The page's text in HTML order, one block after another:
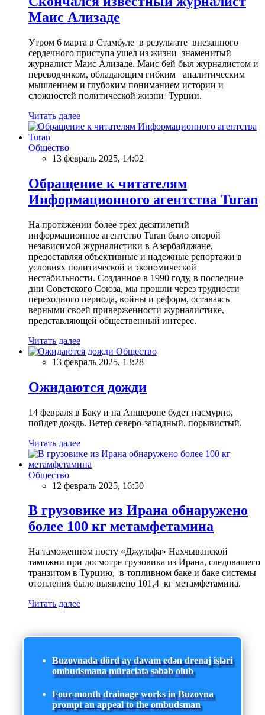
Маис Ализаде
Утром 6 марта в Стамбуле в результате внезапного
сердечного приступа ушел из жизни знаменитый
журналист Маис Ализаде. Маис бей был журналистом и
переводчиком, обладающим гибким аналитическим
мышлением и глубоким пониманием истории и
сложностей политической жизни Турции.
Читать далее
Общество
13 февраль 2025, 14:02
Обращение к читателям
Информационного агентства Turan
На протяжении более трех десятилетий
информационное агентство Turan было опорой
независимой журналистики в Азербайджане,
предоставляя объективные и надежные репортажи в
условиях политической и экономической
нестабильности. Созданное в 1990 году, в последние
дни Советского Союза, мы прошли через трудности
переходного периода, войны и реформ, оставаясь
верными своей приверженности журналистике,
представляющей общественный интерес.
Читать далее
Общество
13 февраль 2025, 13:28
Ожидаются дожди
14 февраля в Баку и на Апшероне будет пасмурно,
пойдет дождь. Ветер северо-западный, порывистый.
Читать далее
Общество
12 февраль 2025, 16:50
В грузовике из Ирана обнаружено
более 100 кг метамфетамина
На таможенном посту «Джульфа» Нахчыванской
таможни при досмотре грузовика из Ирана, следовашего
транзитом в Турцию, в топливном баке и баке системы
отопления было выявлено 101,4 кг метамфетамина.
Читать далее
Buzovnada dörd ay davam edən drenaj işləri
ombudsmana müraciətə səbəb olub
Four-month drainage works in Buzovna
prompt an appeal to the ombudsman